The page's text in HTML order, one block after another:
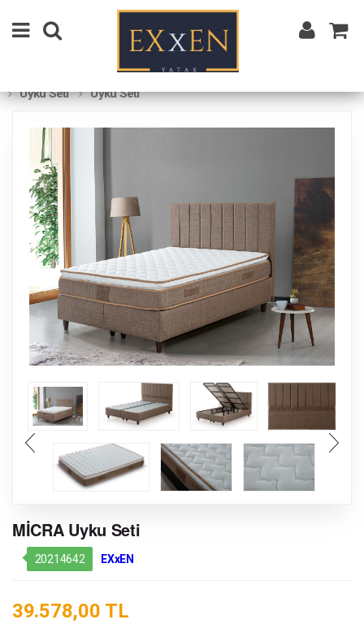
Uyku Seti Uyku Seti
MİCRA Uyku Seti
20214642 EXxEN
39.578,00 TL